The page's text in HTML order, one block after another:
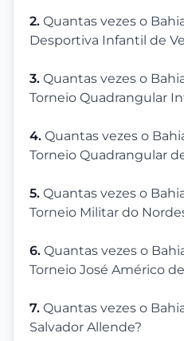
2. Quantas vezes o
Desportiva Infantil de
3. Quantas vezes o
Torneio Quadrangular
4. Quantas vezes o
Torneio Quadrangular
5. Quantas vezes o
Torneio Militar do
6. Quantas vezes o
Torneio José Américo
7. Quantas vezes o
Salvador Allende?